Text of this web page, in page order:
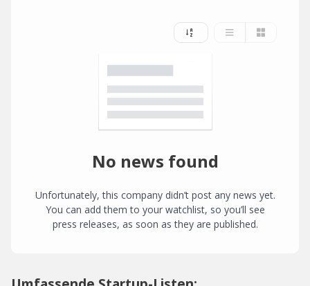
No news found
Unfortunately, this company didn’t post any news yet.
You can add them to your watchlist, so you’ll see
press releases, as soon as they are published.